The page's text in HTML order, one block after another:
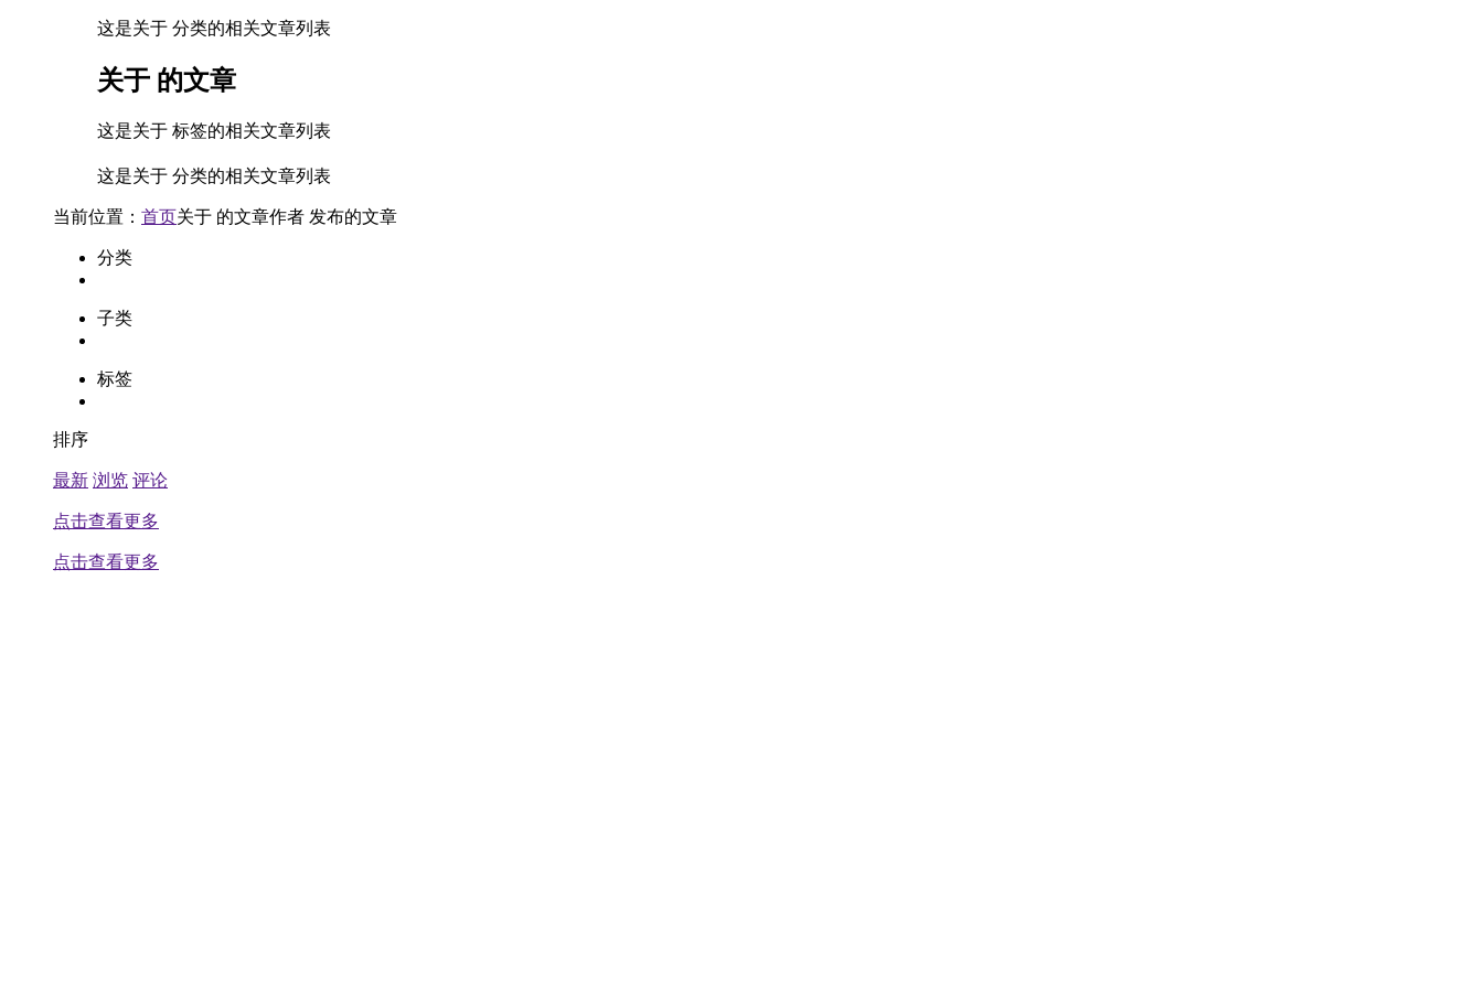
这是关于 分类的相关文章列表
关于 的文章
这是关于 标签的相关文章列表
这是关于 分类的相关文章列表
当前位置： 首页关于 的文章作者 发布的文章
分类
子类
标签
排序
最新 浏览 评论
点击查看更多
点击查看更多